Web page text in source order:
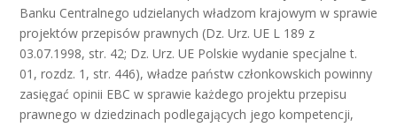
Banku Centralnego udzielanych władzom krajowym w sprawie
projektów przepisów prawnych (Dz. Urz. UE L 189 z
03.07.1998, str. 42; Dz. Urz. UE Polskie wydanie specjalne t.
01, rozdz. 1, str. 446), władze państw członkowskich powinny
zasięgać opinii EBC w sprawie każdego projektu przepisu
prawnego w dziedzinach podlegających jego kompetencji,